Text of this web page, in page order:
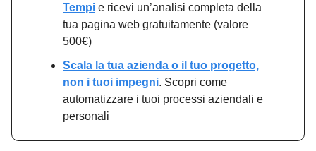
Tempi e ricevi un’analisi completa della
tua pagina web gratuitamente (valore
500€)
Scala la tua azienda o il tuo progetto,
non i tuoi impegni. Scopri come
automatizzare i tuoi processi aziendali e
personali